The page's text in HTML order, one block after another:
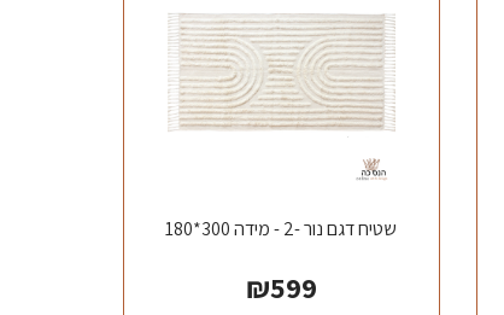
שטיח דגם נור -2 - מידה 300*180
₪599